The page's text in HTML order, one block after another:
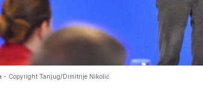
- Copyright Tanjug/Dimitrije Nikolić